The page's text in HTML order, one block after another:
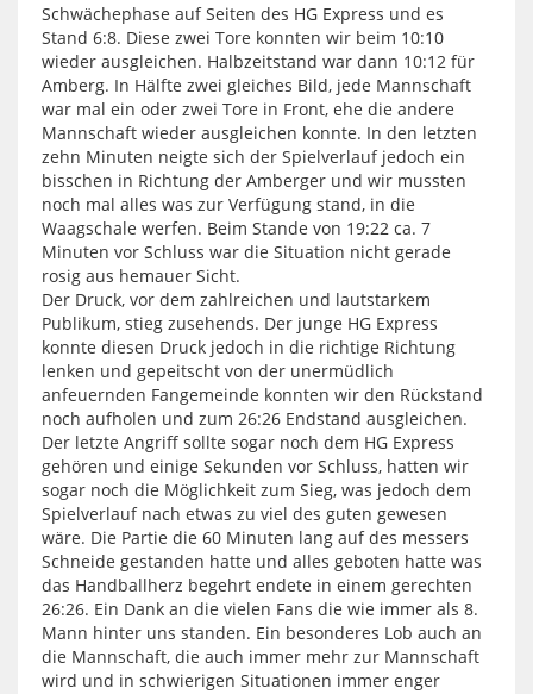
Schwächephase auf Seiten des HG Express und es
Stand 6:8. Diese zwei Tore konnten wir beim 10:10
wieder ausgleichen. Halbzeitstand war dann 10:12 für
Amberg. In Hälfte zwei gleiches Bild, jede Mannschaft
war mal ein oder zwei Tore in Front, ehe die andere
Mannschaft wieder ausgleichen konnte. In den letzten
zehn Minuten neigte sich der Spielverlauf jedoch ein
bisschen in Richtung der Amberger und wir mussten
noch mal alles was zur Verfügung stand, in die
Waagschale werfen. Beim Stande von 19:22 ca. 7
Minuten vor Schluss war die Situation nicht gerade
rosig aus hemauer Sicht.
Der Druck, vor dem zahlreichen und lautstarkem
Publikum, stieg zusehends. Der junge HG Express
konnte diesen Druck jedoch in die richtige Richtung
lenken und gepeitscht von der unermüdlich
anfeuernden Fangemeinde konnten wir den Rückstand
noch aufholen und zum 26:26 Endstand ausgleichen.
Der letzte Angriff sollte sogar noch dem HG Express
gehören und einige Sekunden vor Schluss, hatten wir
sogar noch die Möglichkeit zum Sieg, was jedoch dem
Spielverlauf nach etwas zu viel des guten gewesen
wäre. Die Partie die 60 Minuten lang auf des messers
Schneide gestanden hatte und alles geboten hatte was
das Handballherz begehrt endete in einem gerechten
26:26. Ein Dank an die vielen Fans die wie immer als 8.
Mann hinter uns standen. Ein besonderes Lob auch an
die Mannschaft, die auch immer mehr zur Mannschaft
wird und in schwierigen Situationen immer enger